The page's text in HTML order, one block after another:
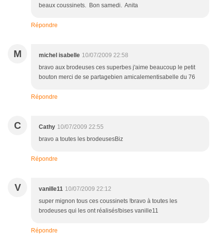
beaux coussinets. Bon samedi. Anita
Répondre
M michel isabelle 10/07/2009 22:58
bravo aux brodeuses ces superbes j'aime beaucoup le petit
bouton merci de se partagebien amicalementisabelle du 76
Répondre
C Cathy 10/07/2009 22:55
bravo a toutes les brodeusesBiz
Répondre
V vanille11 10/07/2009 22:12
super mignon tous ces coussinets !bravo à toutes les
brodeuses qui les ont réalisés!bises vanille11
Répondre